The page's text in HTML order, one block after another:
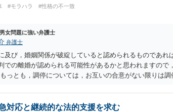
#モラハラ #性格の不一致
女問題に強い弁護士
弁護士
及び，婚姻関係が破綻していると認められるものであれ
での離婚が認められる可能性があるかと思われますので
っとも，調停については，お互いの合意がない限りは
ないかいずれかの対応は必要となるかと思われます。
護士を立てることを検討されると良いかと思われます。
対応と継続的な法的支援を求む